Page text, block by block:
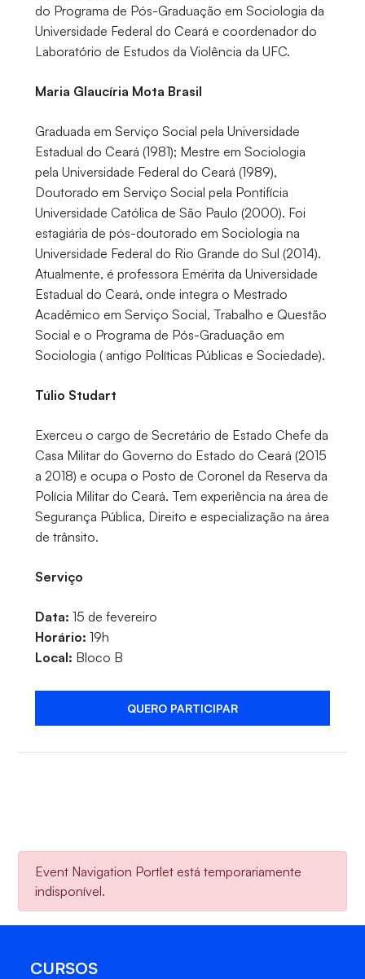
do Programa de Pós-Graduação em Sociologia da
Universidade Federal do Ceará e coordenador do
Laboratório de Estudos da Violência da UFC.
Maria Glaucíria Mota Brasil
Graduada em Serviço Social pela Universidade
Estadual do Ceará (1981); Mestre em Sociologia
pela Universidade Federal do Ceará (1989),
Doutorado em Serviço Social pela Pontifícia
Universidade Católica de São Paulo (2000). Foi
estagiária de pós-doutorado em Sociologia na
Universidade Federal do Rio Grande do Sul (2014).
Atualmente, é professora Emérita da Universidade
Estadual do Ceará, onde integra o Mestrado
Acadêmico em Serviço Social, Trabalho e Questão
Social e o Programa de Pós-Graduação em
Sociologia ( antigo Políticas Públicas e Sociedade).
Túlio Studart
Exerceu o cargo de Secretário de Estado Chefe da
Casa Militar do Governo do Estado do Ceará (2015
a 2018) e ocupa o Posto de Coronel da Reserva da
Polícia Militar do Ceará. Tem experiência na área de
Segurança Pública, Direito e especialização na área
de trânsito.
Serviço
Data: 15 de fevereiro
Horário: 19h
Local: Bloco B
QUERO PARTICIPAR
Event Navigation Portlet está temporariamente
indisponível.
CURSOS